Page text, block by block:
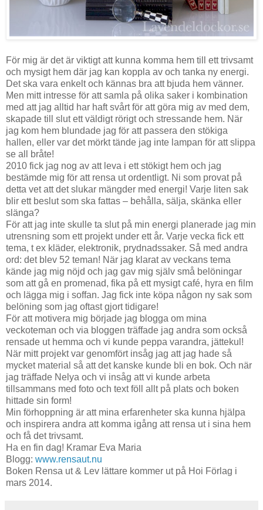
För mig är det är viktigt att kunna komma hem till ett trivsamt
och mysigt hem där jag kan koppla av och tanka ny energi.
Det ska vara enkelt och kännas bra att bjuda hem vänner.
Men mitt intresse för att samla på olika saker i kombination
med att jag alltid har haft svårt för att göra mig av med dem,
skapade till slut ett väldigt rörigt och stressande hem. När
jag kom hem blundade jag för att passera den stökiga
hallen, eller var det mörkt tände jag inte lampan för att slippa
se all bråte!
2010 fick jag nog av att leva i ett stökigt hem och jag
bestämde mig för att rensa ut ordentligt. Ni som provat på
detta vet att det slukar mängder med energi! Varje liten sak
blir ett beslut som ska fattas – behålla, sälja, skänka eller
slänga?
För att jag inte skulle ta slut på min energi planerade jag min
utrensning som ett projekt under ett år. Varje vecka fick ett
tema, t ex kläder, elektronik, prydnadssaker. Så med andra
ord: det blev 52 teman! När jag klarat av veckans tema
kände jag mig nöjd och jag gav mig själv små belöningar
som att gå en promenad, fika på ett mysigt café, hyra en film
och lägga mig i soffan. Jag fick inte köpa någon ny sak som
belöning som jag oftast gjort tidigare!
För att motivera mig började jag blogga om mina
veckoteman och via bloggen träffade jag andra som också
rensade ut hemma och vi kunde peppa varandra, jättekul!
När mitt projekt var genomfört insåg jag att jag hade så
mycket material så att det kanske kunde bli en bok. Och när
jag träffade Nelya och vi insåg att vi kunde arbeta
tillsammans med foto och text föll allt på plats och boken
hittade sin form!
Min förhoppning är att mina erfarenheter ska kunna hjälpa
och inspirera andra att komma igång att rensa ut i sina hem
och få det trivsamt.
Ha en fin dag! Kramar Eva Maria
Blogg: www.rensaut.nu
Boken Rensa ut & Lev lättare kommer ut på Hoi Förlag i
mars 2014.